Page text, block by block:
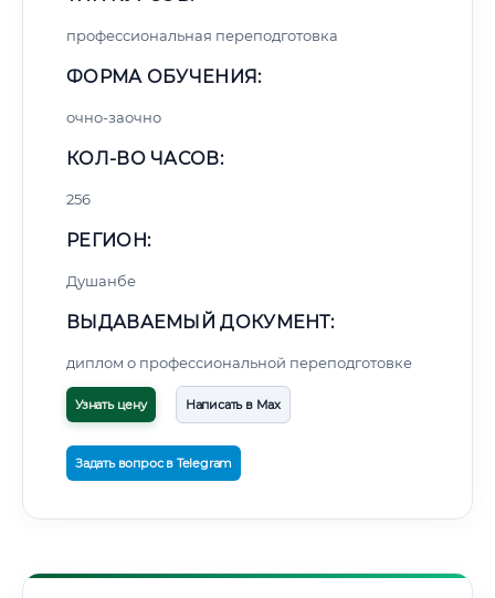
профессиональная переподготовка
ФОРМА ОБУЧЕНИЯ:
очно-заочно
КОЛ-ВО ЧАСОВ:
256
РЕГИОН:
Душанбе
ВЫДАВАЕМЫЙ ДОКУМЕНТ:
диплом о профессиональной переподготовке
Узнать цену Написать в Max
Задать вопрос в Telegram